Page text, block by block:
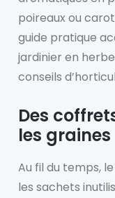
poireaux ou
guide pratique
jardinier en
conseils
Des
les graines
Au fil du temps,
les sachets